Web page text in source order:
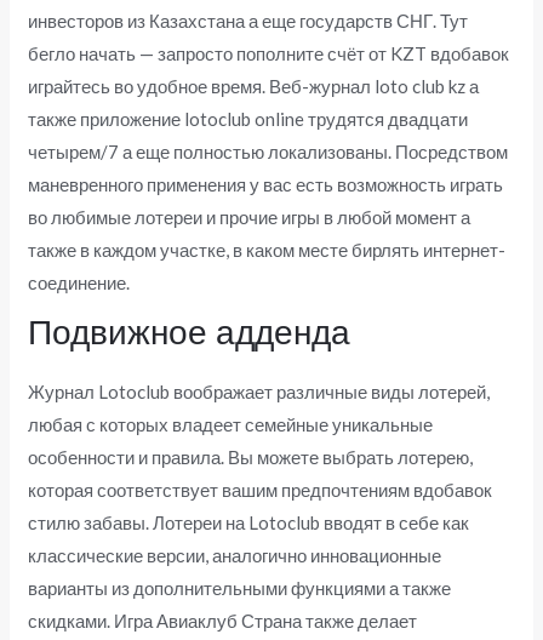
инвесторов из Казахстана а еще государств СНГ. Тут
бегло начать — запросто пополните счёт от KZT вдобавок
играйтесь во удобное время. Веб-журнал loto club kz а
также приложение lotoclub online трудятся двадцати
четырем/7 а еще полностью локализованы. Посредством
маневренного применения у вас есть возможность играть
во любимые лотереи и прочие игры в любой момент а
также в каждом участке, в каком месте бирлять интернет-
соединение.
Подвижное адденда
Журнал Lotoclub воображает различные виды лотерей,
любая с которых владеет семейные уникальные
особенности и правила. Вы можете выбрать лотерею,
которая соответствует вашим предпочтениям вдобавок
стилю забавы. Лотереи на Lotoclub вводят в себе как
классические версии, аналогично инновационные
варианты из дополнительными функциями а также
скидками. Игра Авиаклуб Страна также делает